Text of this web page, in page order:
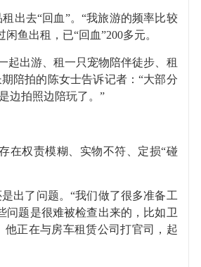
出去“回血”。“我旅游的频率比较
鱼出租，已“回血”200多元。
出游、租一只宠物陪伴徒步、租
陪拍的陈女士告诉记者：“大部分
边拍照边陪玩了。”
权责模糊、实物不符、定损“碰
出了问题。“我们做了很多准备工
问题是很难被检查出来的，比如卫
正在与房车租赁公司打官司，起